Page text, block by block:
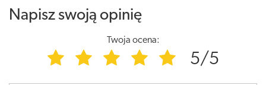
Napisz swoją opinię
Twoja ocena:
5/5